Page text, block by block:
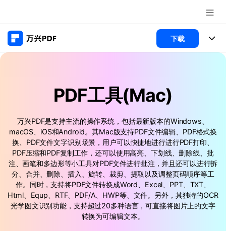
推荐产品
加入我们
帮助中心
客服热线：4000-300624
下载
万兴PDF Mac版
移动端
万兴PDF 安卓版
万兴PDF iOS版
PDF编辑器
PDF合并工具
PDF转换器
PDF加密
学校&教育
企业采购
经销商招募
帮助中心
产品支持
用户指南
常见问题
登录 立即购买
PDF工具(Mac)
万兴PDF是支持主流的操作系统，包括最新版本的Windows、
macOS、iOS和Android。其Mac版支持PDF文件编辑、PDF格式换
换、PDF文件文字识别场景，用户可以快捷地进行进行PDF打印、
PDF压缩和PDF复制工作，还可以使用高亮、下划线、删除线、批
注、画笔和多边形等小工具对PDF文件进行批注，并且还可以进行拆
分、合并、删除、插入、旋转、裁剪、提取以及调整页码顺序等工
作。同时，支持将PDF文件转换成Word、Excel、PPT、TXT、
Html、Equp、RTF、PDF/A、HWP等、文件。另外，其独特的OCR
光学图文识别功能，支持超过20多种语言，可直接将图片上的文字
转换为可编辑文本。